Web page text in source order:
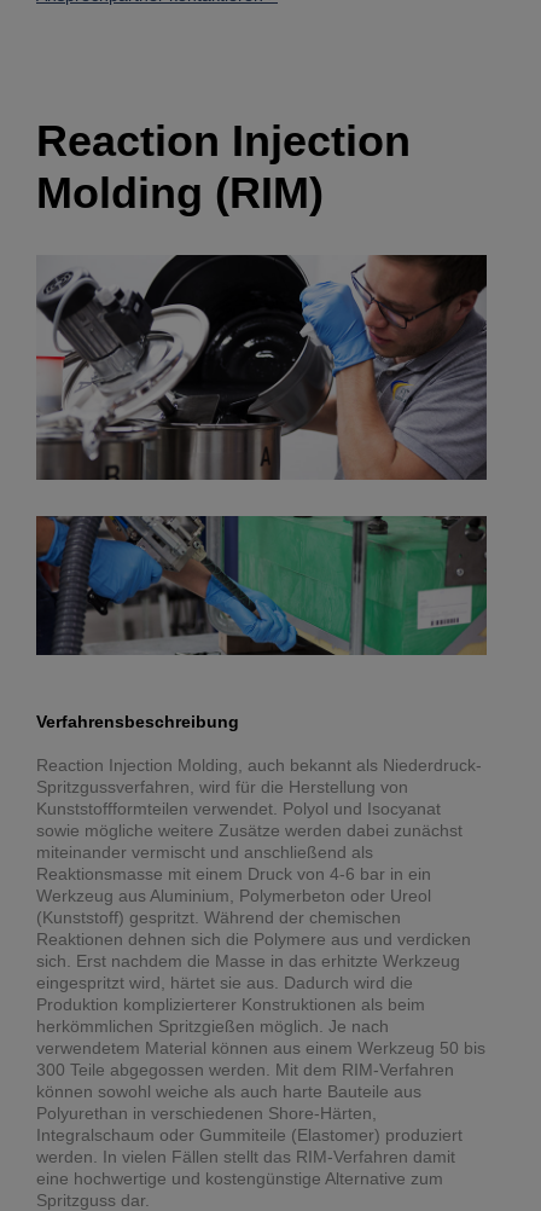
Reaction Injection
Molding (RIM)
Verfahrensbeschreibung
Reaction Injection Molding, auch bekannt als Niederdruck-
Spritzgussverfahren, wird für die Herstellung von
Kunststoffformteilen verwendet. Polyol und Isocyanat
sowie mögliche weitere Zusätze werden dabei zunächst
miteinander vermischt und anschließend als
Reaktionsmasse mit einem Druck von 4-6 bar in ein
Werkzeug aus Aluminium, Polymerbeton oder Ureol
(Kunststoff) gespritzt. Während der chemischen
Reaktionen dehnen sich die Polymere aus und verdicken
sich. Erst nachdem die Masse in das erhitzte Werkzeug
eingespritzt wird, härtet sie aus. Dadurch wird die
Produktion komplizierterer Konstruktionen als beim
herkömmlichen Spritzgießen möglich. Je nach
verwendetem Material können aus einem Werkzeug 50 bis
300 Teile abgegossen werden. Mit dem RIM-Verfahren
können sowohl weiche als auch harte Bauteile aus
Polyurethan in verschiedenen Shore-Härten,
Integralschaum oder Gummiteile (Elastomer) produziert
werden. In vielen Fällen stellt das RIM-Verfahren damit
eine hochwertige und kostengünstige Alternative zum
Spritzguss dar.